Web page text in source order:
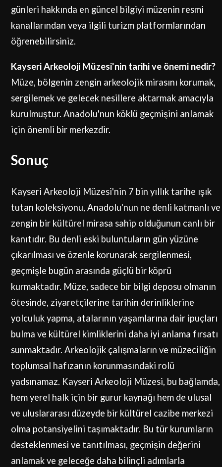
günleri hakkında en güncel bilgiyi müzenin resmi
kanallarından veya ilgili turizm platformlarından
öğrenebilirsiniz.
Kayseri Arkeoloji Müzesi'nin tarihi ve önemi nedir?
Müze, bölgenin zengin arkeolojik mirasını korumak,
sergilemek ve gelecek nesillere aktarmak amacıyla
kurulmuştur. Anadolu'nun köklü geçmişini anlamak
için önemli bir merkezdir.
Sonuç
Kayseri Arkeoloji Müzesi'nin 7 bin yıllık tarihe ışık
tutan koleksiyonu, Anadolu'nun ne denli katmanlı ve
zengin bir kültürel mirasa sahip olduğunun canlı bir
kanıtıdır. Bu denli eski buluntuların gün yüzüne
çıkarılması ve özenle korunarak sergilenmesi,
geçmişle bugün arasında güçlü bir köprü
kurmaktadır. Müze, sadece bir bilgi deposu olmanın
ötesinde, ziyaretçilerine tarihin derinliklerine
yolculuk yapma, atalarının yaşamlarına dair ipuçları
bulma ve kültürel kimliklerini daha iyi anlama fırsatı
sunmaktadır. Arkeolojik çalışmaların ve müzeciliğin
toplumsal hafızanın korunmasındaki rolü
yadsınamaz. Kayseri Arkeoloji Müzesi, bu bağlamda,
hem yerel halk için bir gurur kaynağı hem de ulusal
ve uluslararası düzeyde bir kültürel cazibe merkezi
olma potansiyelini taşımaktadır. Bu tür kurumların
desteklenmesi ve tanıtılması, geçmişin değerini
anlamak ve geleceğe daha bilinçli adımlarla